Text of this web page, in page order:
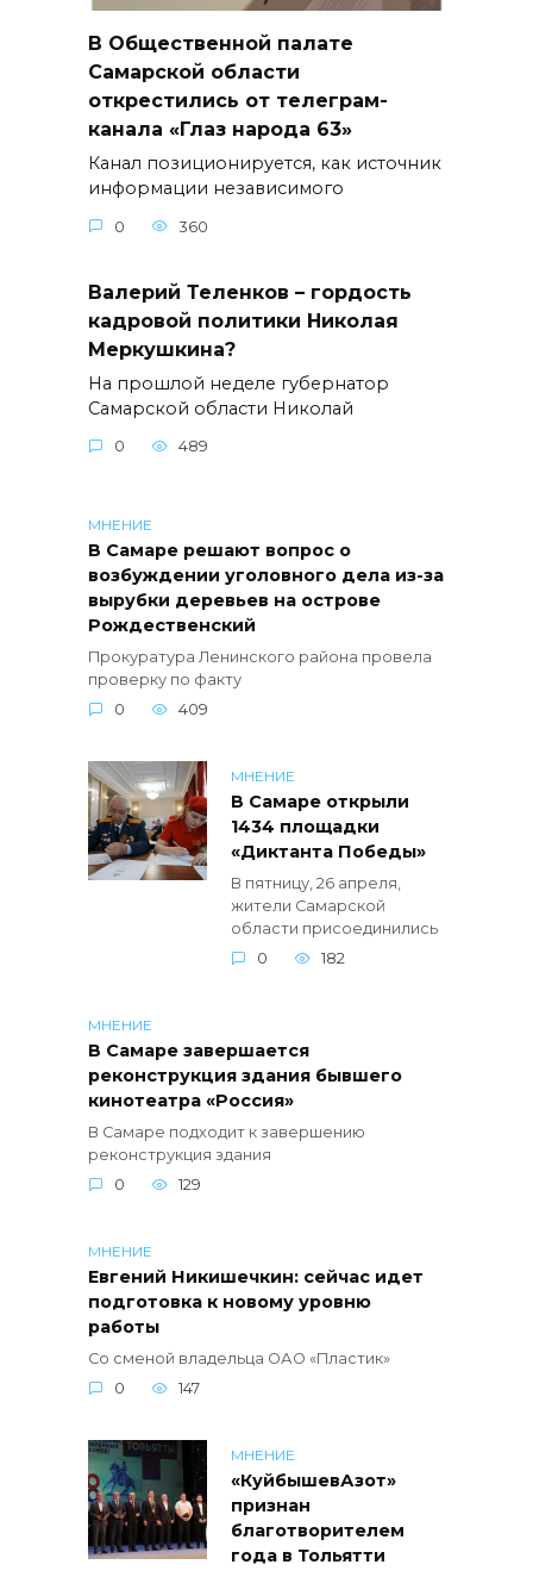
В Общественной палате
Самарской области
открестились от телеграм-
канала «Глаз народа 63»
Канал позиционируется, как источник
информации независимого
0 360
Валерий Теленков – гордость
кадровой политики Николая
Меркушкина?
На прошлой неделе губернатор
Самарской области Николай
0 489
МНЕНИЕ
В Самаре решают вопрос о
возбуждении уголовного дела из-за
вырубки деревьев на острове
Рождественский
Прокуратура Ленинского района провела
проверку по факту
0
409
МНЕНИЕ
В Самаре открыли
1434 площадки
«Диктанта Победы»
В пятницу, 26 апреля,
жители Самарской
области присоединились
0
182
МНЕНИЕ
В Самаре завершается
реконструкция здания бывшего
кинотеатра «Россия»
В Самаре подходит к завершению
реконструкция здания
0
129
МНЕНИЕ
Евгений Никишечкин: сейчас идет
подготовка к новому уровню
работы
Со сменой владельца ОАО «Пластик»
0
147
МНЕНИЕ
«КуйбышевАзот»
признан
благотворителем
года в Тольятти